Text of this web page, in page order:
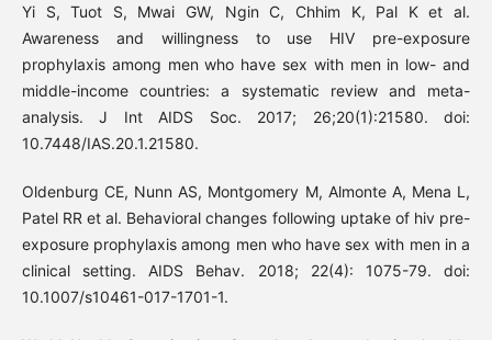
Yi S, Tuot S, Mwai GW, Ngin C, Chhim K, Pal K et al.
Awareness and willingness to use HIV pre-exposure
prophylaxis among men who have sex with men in low- and
middle-income countries: a systematic review and meta-
analysis. J Int AIDS Soc. 2017; 26;20(1):21580. doi:
10.7448/IAS.20.1.21580.
Oldenburg CE, Nunn AS, Montgomery M, Almonte A, Mena L,
Patel RR et al. Behavioral changes following uptake of hiv pre-
exposure prophylaxis among men who have sex with men in a
clinical setting. AIDS Behav. 2018; 22(4): 1075-79. doi:
10.1007/s10461-017-1701-1.